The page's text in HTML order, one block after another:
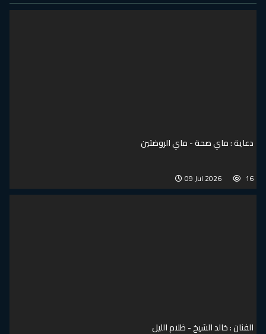
دعاية : ماي صحة - ماي الروضتين
16
09 Jul 2026
الفنان : خالد الشيخ - ظلام الليل